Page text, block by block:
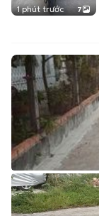
1 phút trước 7